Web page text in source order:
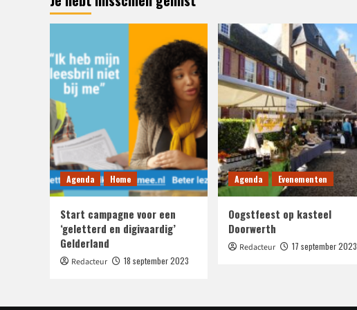
Agenda Home
Start campagne voor een
‘geletterd en digivaardig’
Gelderland
Redacteur 18 september 2023
Agenda Evenementen
Oogstfeest op kasteel
Doorwerth
Redacteur 17 september 2023